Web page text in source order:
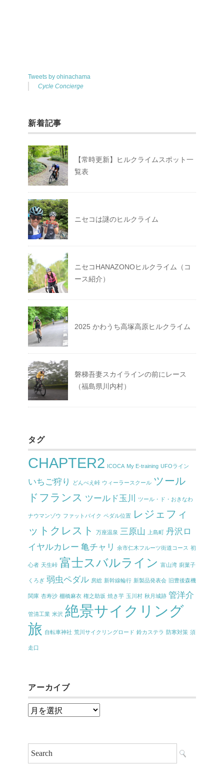
Tweets by ohinachama
Cycle Concierge
新着記事
【常時更新】ヒルクライムスポット一
覧表
ニセコは謎のヒルクライム
ニセコHANAZONOヒルクライム（コ
ース紹介）
2025 かわうち高塚高原ヒルクライム
磐梯吾妻スカイラインの前にレース
（福島県川内村）
タグ
CHAPTER2 ICOCA My E-training UFOライン
いちご狩り どんべえ峠 ウィーラースクール ツール
ドフランス ツールド玉川 ツール・ド・おきなわ
ナウマンゾウ ファットバイク ペダル位置 レジェフィ
ットクレスト
万座温泉 三原山 上島町 丹沢ロ
イヤルカレー 亀チャリ 余市仁木フルーツ街道コース 初
心者 天生峠 富士スバルライン 富山湾 廚菓子
くろぎ 弱虫ペダル 房総 新幹線輪行 新製品発表会 旧豊後森機
関庫 杏寿沙 棚橋麻衣 権之助坂 焼き芋 玉川村 秋月城跡 管洋介
管清工業 米沢 絶景サイクリング
旅 自転車神社 荒川サイクリングロード 鈴カステラ 防寒対策 須
走口
アーカイブ
ア
イ